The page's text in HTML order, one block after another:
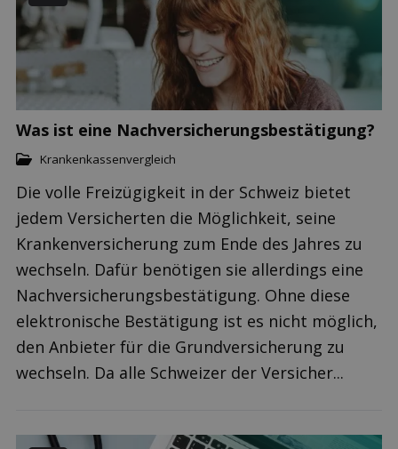
Was ist eine Nachversicherungsbestätigung?
Krankenkassenvergleich
Die volle Freizügigkeit in der Schweiz bietet
jedem Versicherten die Möglichkeit, seine
Krankenversicherung zum Ende des Jahres zu
wechseln. Dafür benötigen sie allerdings eine
Nachversicherungsbestätigung. Ohne diese
elektronische Bestätigung ist es nicht möglich,
den Anbieter für die Grundversicherung zu
wechseln. Da alle Schweizer der Versicher...